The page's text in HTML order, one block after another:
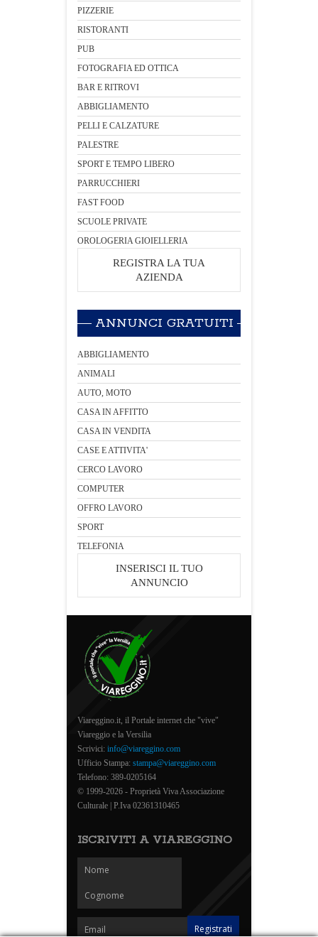
PIZZERIE
RISTORANTI
PUB
FOTOGRAFIA ED OTTICA
BAR E RITROVI
ABBIGLIAMENTO
PELLI E CALZATURE
PALESTRE
SPORT E TEMPO LIBERO
PARRUCCHIERI
FAST FOOD
SCUOLE PRIVATE
OROLOGERIA GIOIELLERIA
REGISTRA LA TUA
AZIENDA
ANNUNCI GRATUITI
ABBIGLIAMENTO
ANIMALI
AUTO, MOTO
CASA IN AFFITTO
CASA IN VENDITA
CASE E ATTIVITA'
CERCO LAVORO
COMPUTER
OFFRO LAVORO
SPORT
TELEFONIA
INSERISCI IL TUO
ANNUNCIO
Viareggino.it, il Portale internet che "vive"
Viareggio e la Versilia
Scrivici: info@viareggino.com
Ufficio Stampa: stampa@viareggino.com
Telefono: 389-0205164
© 1999-2026 - Proprietà Viva Associazione
Culturale | P.Iva 02361310465
ISCRIVITI A VIAREGGINO